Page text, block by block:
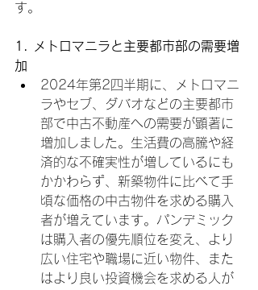
す。
1. メトロマニラと主要都市部の需要増
加
2024年第2四半期に、メトロマニ
ラやセブ、ダバオなどの主要都市
部で中古不動産への需要が顕著に
増加しました。生活費の高騰や経
済的な不確実性が増しているにも
かかわらず、新築物件に比べて手
頃な価格の中古物件を求める購入
者が増えています。パンデミック
は購入者の優先順位を変え、より
広い住宅や職場に近い物件、また
はより良い投資機会を求める人が